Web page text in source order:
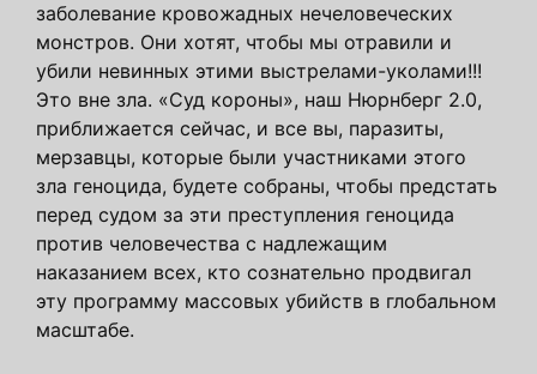
заболевание кровожадных нечеловеческих
монстров. Они хотят, чтобы мы отравили и
убили невинных этими выстрелами-уколами!!!
Это вне зла. «Суд короны», наш Нюрнберг 2.0,
приближается сейчас, и все вы, паразиты,
мерзавцы, которые были участниками этого
зла геноцида, будете собраны, чтобы предстать
перед судом за эти преступления геноцида
против человечества с надлежащим
наказанием всех, кто сознательно продвигал
эту программу массовых убийств в глобальном
масштабе.